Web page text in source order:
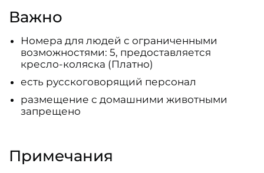
Важно
Номера для людей с ограниченными
возможностями: 5, предоставляется
кресло-коляска (Платно)
есть русскоговорящий персонал
размещение с домашними животными
запрещено
Примечания